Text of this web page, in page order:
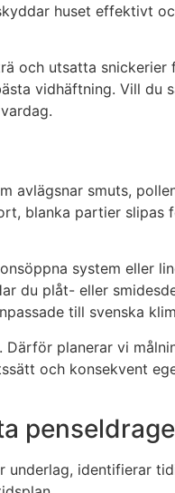
huset effektivt
och utsatta
vidhäftning. Vill
smuts,
blanka partier
system eller
du plåt- eller
till svenska
planerar vi
och konsekvent
identifierar